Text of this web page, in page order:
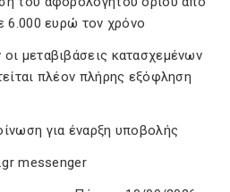
6.000 ευρώ τον χρόνο
μεταβιβάσεις κατασχεμένων
πλέον πλήρης εξόφληση
για έναρξη υποβολής
messenger